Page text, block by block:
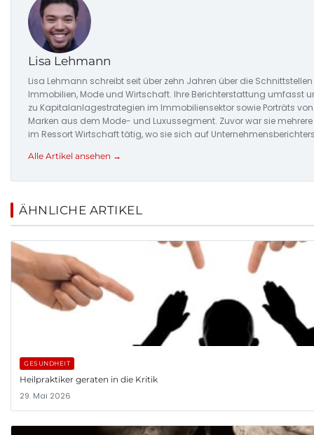
Lisa Lehmann
Lisa Lehmann schreibt seit über zehn Jahren über die
Immobilien, Mode und Wirtschaft. Ihre Berichterstattung umfasst
zu Kapitalanlagestrategien im Immobiliensektor sowie Porträts
Marken aus dem Mode- und Luxussegment. Zuvor war sie
im Ressort Wirtschaft tätig, wo sie sich auf
Alle Artikel ansehen →
ÄHNLICHE ARTIKEL
GESUNDHEIT
Heilpraktiker geraten in die Kritik
29. Mai 2026